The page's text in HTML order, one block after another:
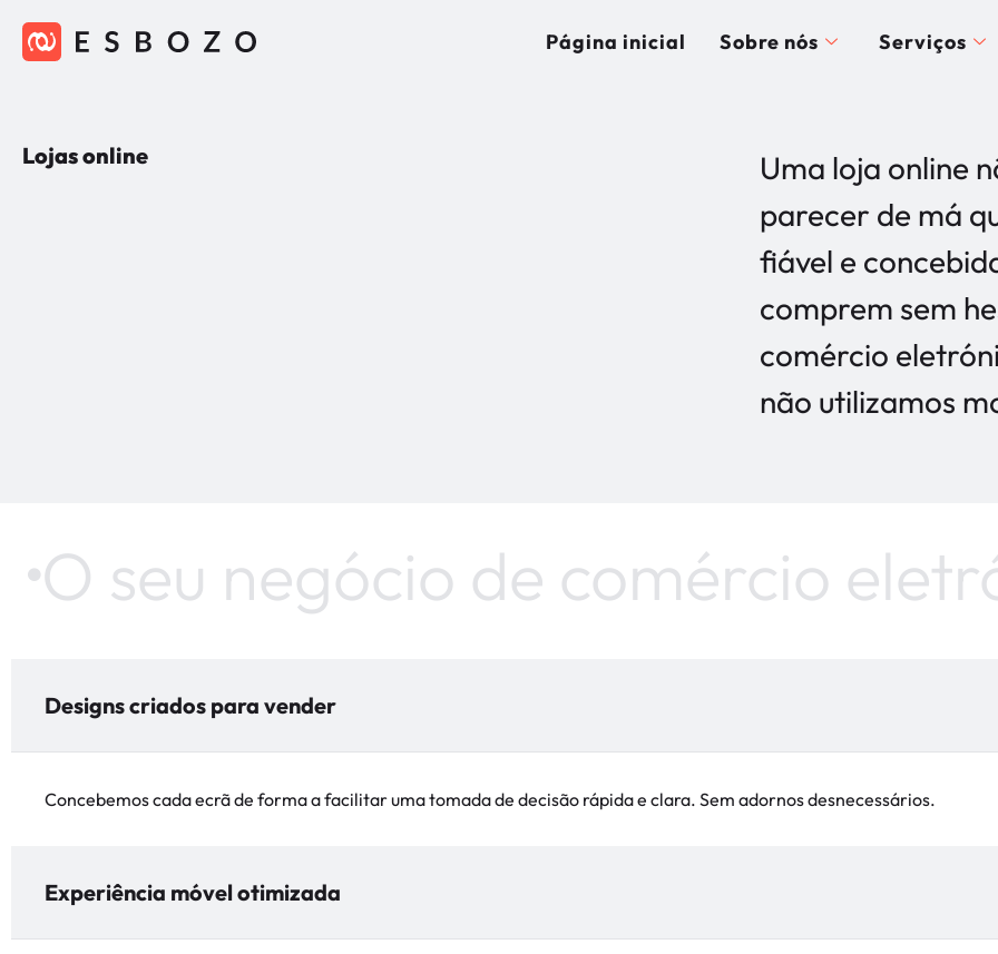
Página inicial Sobre nós Serviços
Lojas online
Uma loja online
parecer de má
fiável e
comprem sem
comércio
não utilizamos
O seu negócio de comércio
Designs criados para vender
Concebemos cada ecrã de forma a facilitar uma tomada de decisão rápida e clara. Sem adornos desnecessários.
Experiência móvel otimizada